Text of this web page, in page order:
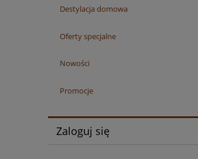
Destylacja domowa
Oferty specjalne
Nowości
Promocje
Zaloguj się